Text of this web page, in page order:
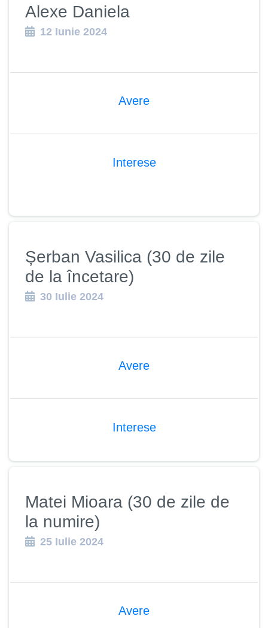
Alexe Daniela
12 Iunie 2024
Avere
Interese
Șerban Vasilica (30 de zile
de la încetare)
30 Iulie 2024
Avere
Interese
Matei Mioara (30 de zile de
la numire)
25 Iulie 2024
Avere